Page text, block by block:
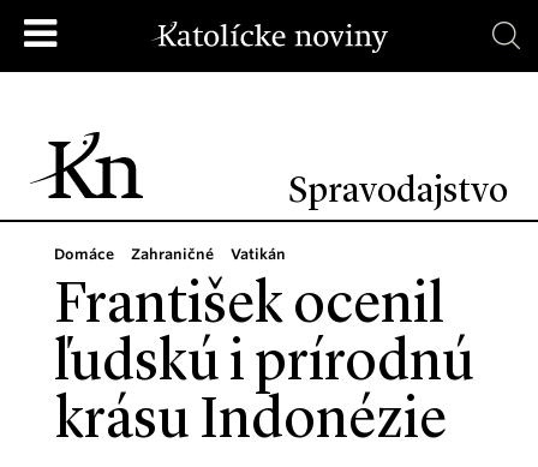
Spravodajstvo
Domáce Zahraničné Vatikán
František ocenil
ľudskú i prírodnú
krásu Indonézie